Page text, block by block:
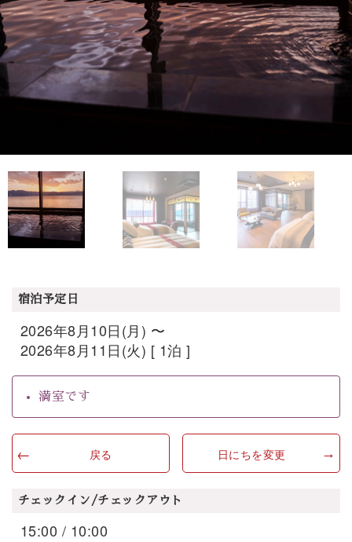
宿泊予定日
2026年8月10日(月) 〜
2026年8月11日(火) [ 1泊 ]
満室です
戻る 日にちを変更
チェックイン/チェックアウト
15:00 / 10:00